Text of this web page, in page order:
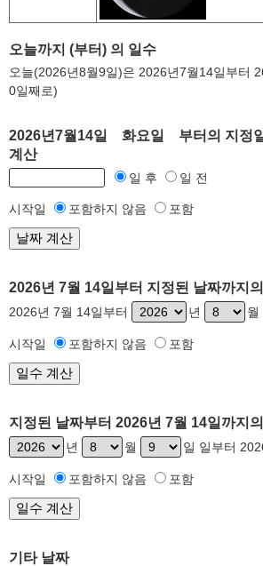
오늘까지 (부터) 의 일수
오늘(2026년8월9일)은 2026년7월14일부터
0일째로)
2026년7월14일 화요일 부터의 지정
계산
일 후 일 전
시작일 포함하지 않음 포함
2026년 7월 14일부터 지정된 날짜까지
2026년 7월 14일부터 년 월
시작일 포함하지 않음 포함
지정된 날짜부터 2026년 7월 14일까지
년 월 일 일부터
시작일 포함하지 않음 포함
기타 날짜